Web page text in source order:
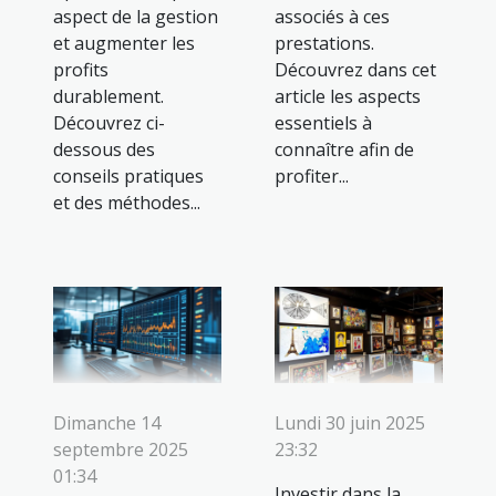
aspect de la gestion
et augmenter les
profits
durablement.
Découvrez ci-
dessous des
conseils pratiques
et des méthodes...
associés à ces
prestations.
Découvrez dans cet
article les aspects
essentiels à
connaître afin de
profiter...
Dimanche 14
septembre 2025
01:34
Lundi 30 juin 2025
23:32